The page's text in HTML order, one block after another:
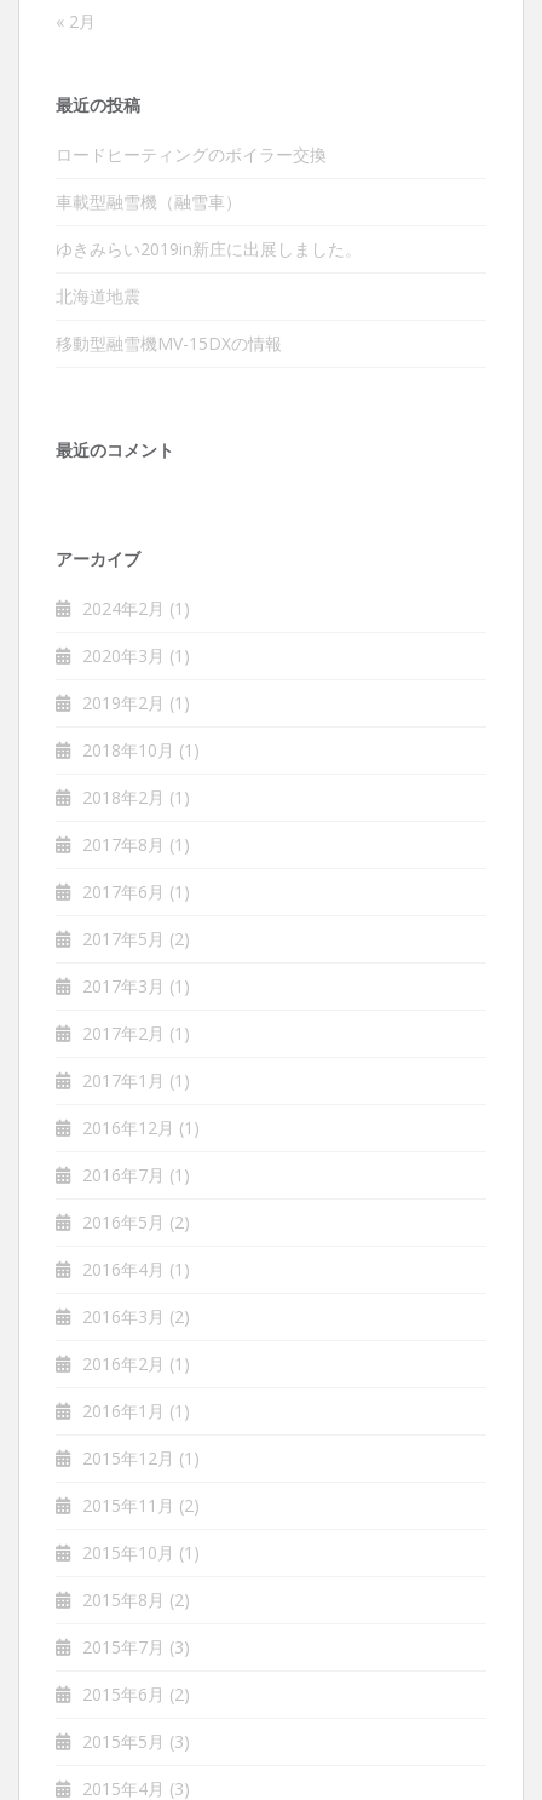
« 2月
最近の投稿
ロードヒーティングのボイラー交換
車載型融雪機（融雪車）
ゆきみらい2019in新庄に出展しました。
北海道地震
移動型融雪機MV-15DXの情報
最近のコメント
アーカイブ
2024年2月 (1)
2020年3月 (1)
2019年2月 (1)
2018年10月 (1)
2018年2月 (1)
2017年8月 (1)
2017年6月 (1)
2017年5月 (2)
2017年3月 (1)
2017年2月 (1)
2017年1月 (1)
2016年12月 (1)
2016年7月 (1)
2016年5月 (2)
2016年4月 (1)
2016年3月 (2)
2016年2月 (1)
2016年1月 (1)
2015年12月 (1)
2015年11月 (2)
2015年10月 (1)
2015年8月 (2)
2015年7月 (3)
2015年6月 (2)
2015年5月 (3)
2015年4月 (3)